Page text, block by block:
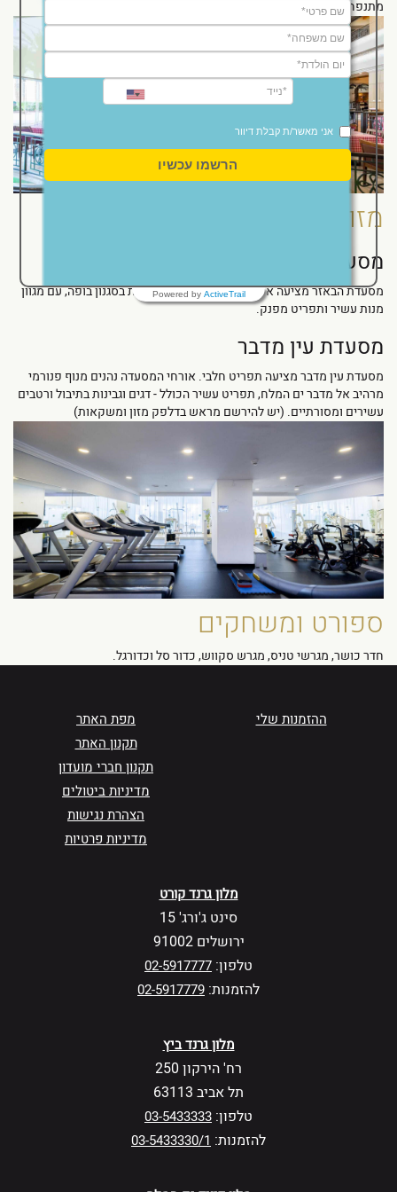
מתנפחים ועוד.
מזון ומשקאות
מסעדת הבאזר
מסעדת הבאזר מציעה ארוחת ערב קלאסית, המוגשת בסגנון בופה, עם מגוון
מנות עשיר ותפריט מפנק.
מסעדת עין מדבר
מסעדת עין מדבר מציעה תפריט חלבי. אורחי המסעדה נהנים מנוף פנורמי
מרהיב אל מדבר ים המלח, תפריט עשיר הכולל - דגים וגבינות בתיבול ורטבים
עשירים ומסורתיים. (יש להירשם מראש בדלפק מזון ומשקאות)
ספורט ומשחקים
חדר כושר, מגרשי טניס, מגרש סקווש, כדור סל וכדורגל.
ההזמנות שלי
מפת האתר
תקנון האתר
תקנון חברי מועדון
מדיניות ביטולים
הצהרת נגישות
מדיניות פרטיות
מלון גרנד קורט
סינט ג'ורג' 15
ירושלים 91002
טלפון: 02-5917777
להזמנות: 02-5917779
מלון גרנד ביץ
רח' הירקון 250
תל אביב 63113
טלפון: 03-5433333
להזמנות: 03-5433330/1
אני מאשר/ת קבלת דיוור
הרשמו עכשיו
Powered by ActiveTrail